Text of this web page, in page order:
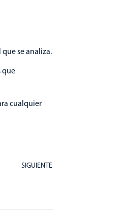
se analiza.
que
cualquier
SIGUIENTE